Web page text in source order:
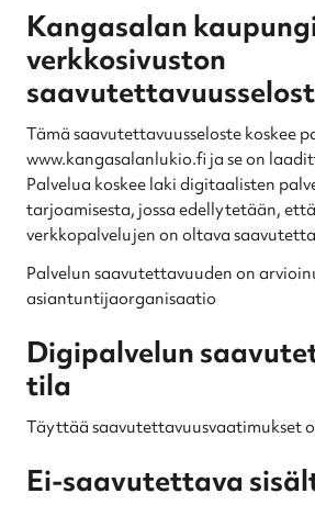
Kangasalan
verkkosivuston
Tämä saavutettavuusseloste koskee
www.kangasalanlukio.fi ja se on
Palvelua koskee laki digitaalisten
tarjoamisesta, jossa edellytetään,
verkkopalvelujen on oltava
Palvelun saavutettavuuden on
asiantuntijaorganisaatio
Digipalvelun
tila
Täyttää saavutettavuusvaatimukset
Ei-saavutettava